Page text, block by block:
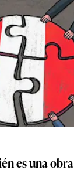
es una obra